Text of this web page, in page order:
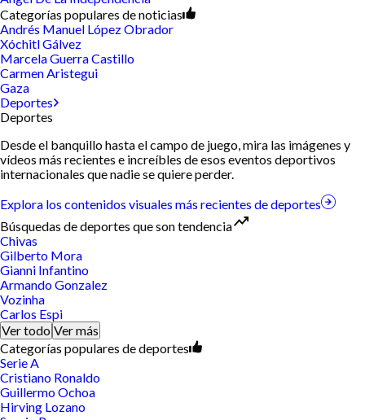
Categorías populares de noticias
Andrés Manuel López Obrador
Xóchitl Gálvez
Marcela Guerra Castillo
Carmen Aristegui
Gaza
Deportes
Deportes
Desde el banquillo hasta el campo de juego, mira las imágenes y
vídeos más recientes e increíbles de esos eventos deportivos
internacionales que nadie se quiere perder.
Explora los contenidos visuales más recientes de deportes
Búsquedas de deportes que son tendencia
Chivas
Gilberto Mora
Gianni Infantino
Armando Gonzalez
Vozinha
Carlos Espi
Ver todo Ver más
Categorías populares de deportes
Serie A
Cristiano Ronaldo
Guillermo Ochoa
Hirving Lozano